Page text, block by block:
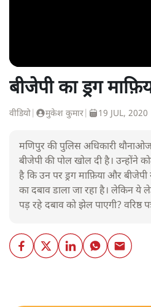
बीजेपी का ड्रग
वीडियो मुकेश कुमार 19 JUL, 2020
मणिपुर की पुलिस अधिकारी
बीजेपी की पोल खोल दी है। उन्होंने
है कि उन पर ड्रग माफ़िया और
का दबाव डाला जा रहा है। लेकिन ये
पड़ रहे दबाव को झेल पाएगी? वरिष्ठ